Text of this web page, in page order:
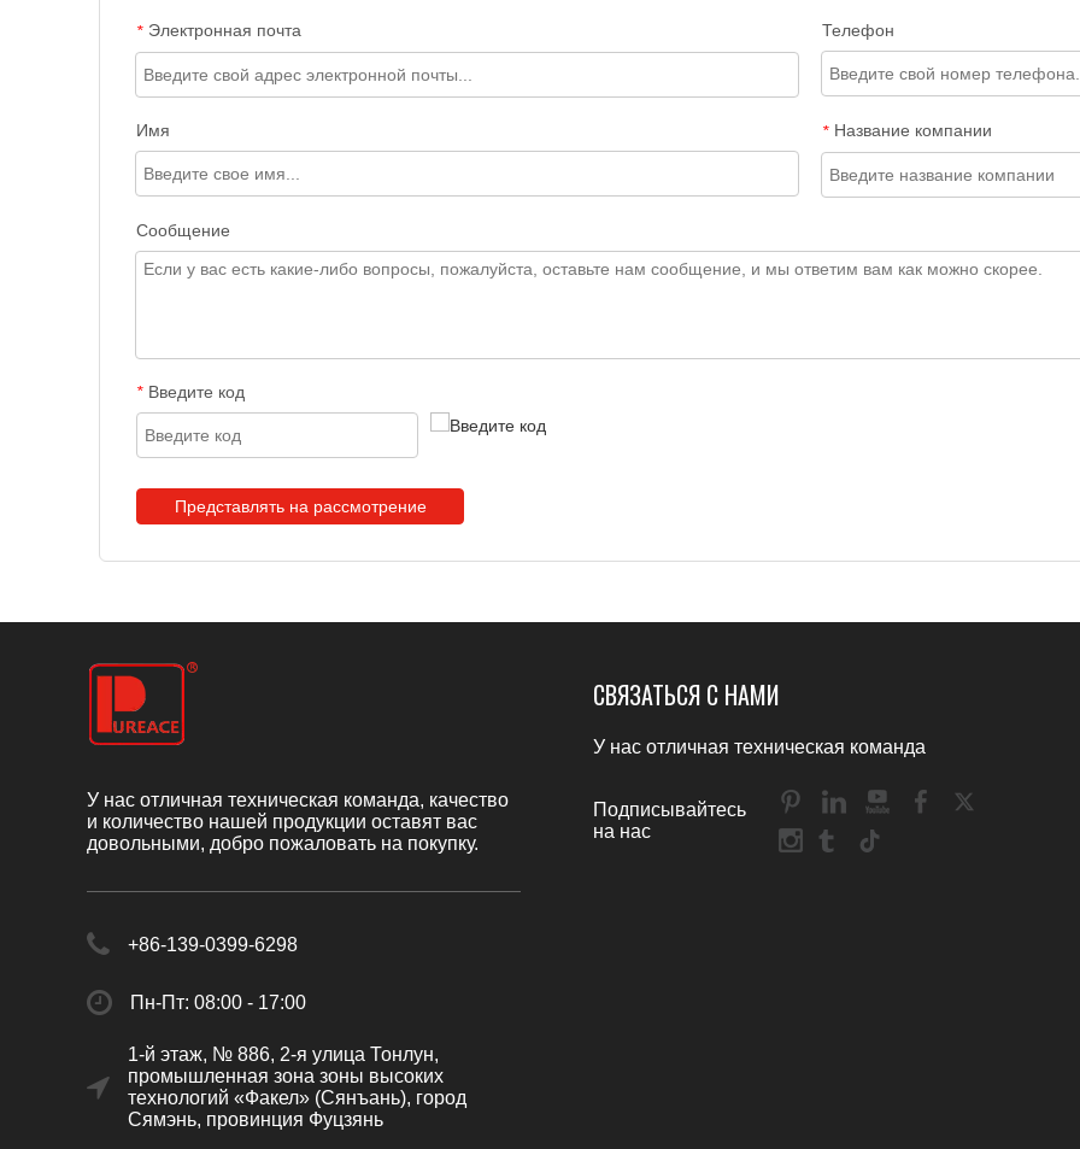
* Электронная почта Телефон
Имя * Название компании
Сообщение
* Введите код
Представлять на рассмотрение
У нас отличная техническая команда, качество
и количество нашей продукции оставят вас
довольными, добро пожаловать на покупку.
+86-139-0399-6298
Пн-Пт: 08:00 - 17:00
1-й этаж, № 886, 2-я улица Тонлун,
промышленная зона зоны высоких
технологий «Факел» (Сянъань), город
Сямэнь, провинция Фуцзянь
СВЯЗАТЬСЯ С НАМИ
У нас отличная техническая команда
Подписывайтесь
на нас